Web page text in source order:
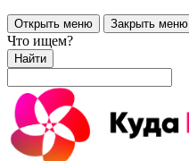
Открыть меню Закрыть меню
Что ищем?
Найти